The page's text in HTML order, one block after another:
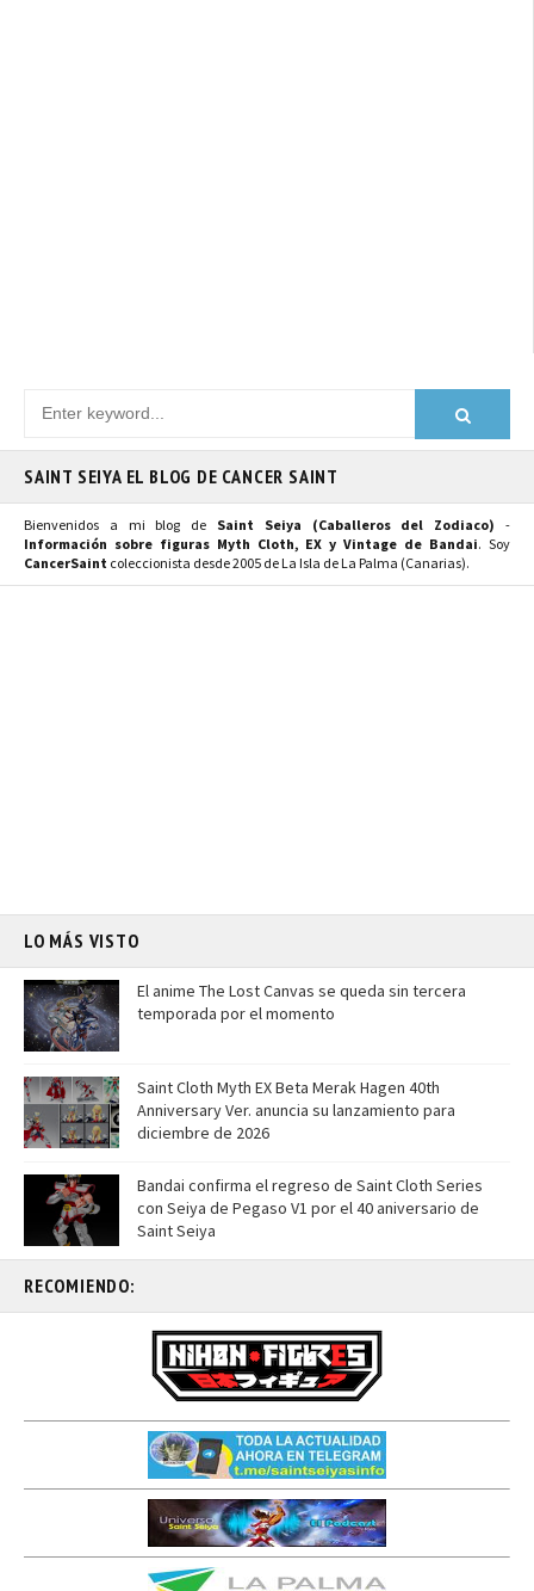
SAINT SEIYA EL BLOG DE CANCER SAINT
Bienvenidos a mi blog de Saint Seiya (Caballeros del Zodiaco) -
Información sobre figuras Myth Cloth, EX y Vintage de Bandai. Soy
CancerSaint coleccionista desde 2005 de La Isla de La Palma (Canarias).
LO MÁS VISTO
El anime The Lost Canvas se queda sin tercera
temporada por el momento
Saint Cloth Myth EX Beta Merak Hagen 40th
Anniversary Ver. anuncia su lanzamiento para
diciembre de 2026
Bandai confirma el regreso de Saint Cloth Series
con Seiya de Pegaso V1 por el 40 aniversario de
Saint Seiya
RECOMIENDO: